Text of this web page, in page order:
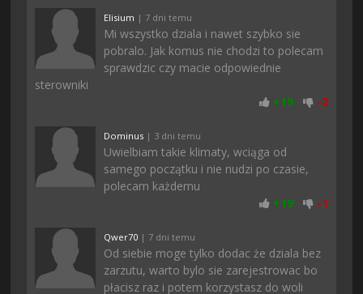
Elisium | 7 dni temu
Mi wszystko dziala i nawet szybko sie
pobralo. Jak komus nie chodzi to polecam
sprawdzic czy macie odpowiednie
sterowniki
+19 -2
Dominus | 3 dni temu
Uwielbiam takie klimaty, wciąga od
samego początku i nie nudzi po czasie,
polecam każdemu
+19 -1
Qwer70 | 7 dni temu
Od siebie moge tylko dodac że dziala bez
zarzutu, warto bylo sie zarejestrowac bo
płacisz raz i potem korzystasz do woli